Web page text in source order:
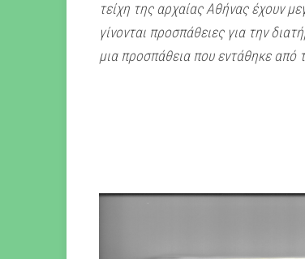
τείχη της αρχαίας Αθήνας έχουν
γίνονται προσπάθειες για την
μια προσπάθεια που εντάθηκε από